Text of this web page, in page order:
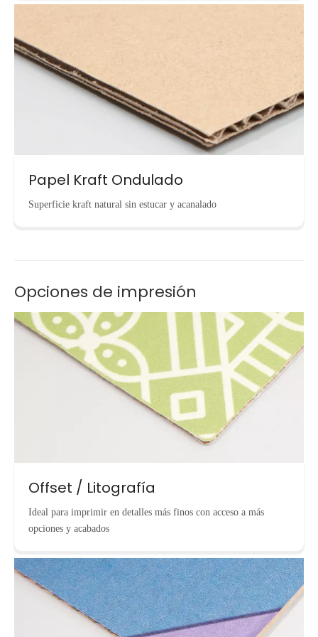
Papel Kraft Ondulado
Superficie kraft natural sin estucar y acanalado
Opciones de impresión
Offset / Litografía
Ideal para imprimir en detalles más finos con acceso a más
opciones y acabados